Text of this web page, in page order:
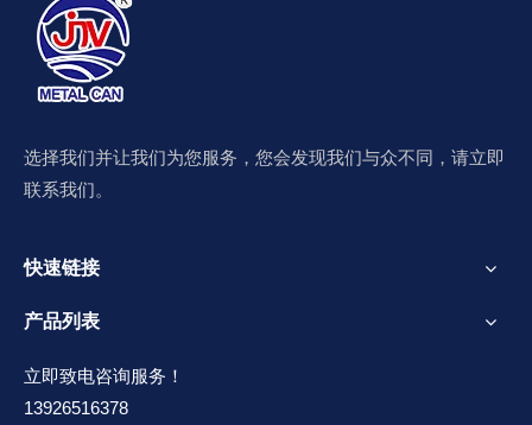
选择我们并让我们为您服务，您会发现我们与众不同，请立即
联系我们。
快速链接
产品列表
立即致电咨询服务！
13926516378